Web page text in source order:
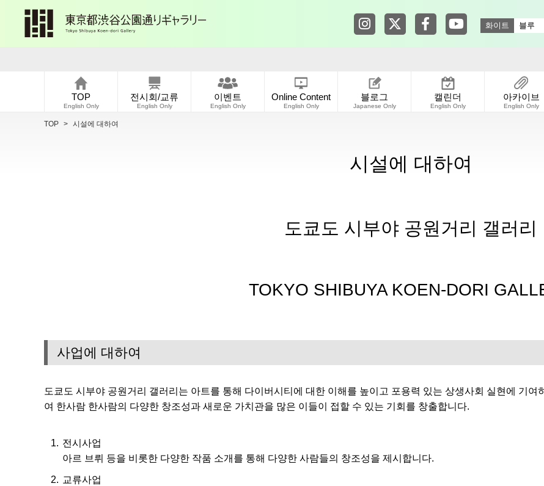
Tokyo Shibuya Koen-dori Gallery
Tokyo Shibuya Koen-dori
Tokyo Shibuya Koen-
Tokyo Shibuya
화이트 블루
TOP
English Only
전시회/교류
English Only
이벤트
English Only
Online Content
English Only
블로그
Japanese Only
캘린더
English Only
아카이브
English Only
TOP > 시설에 대하여
시설에 대하여
도쿄도 시부야 공원거리 갤러리
TOKYO SHIBUYA KOEN-DORI
사업에 대하여
도쿄도 시부야 공원거리 갤러리는 아트를 통해 다이버시티에 대한 이해를 높이고 포용력 있는 상생사회 실현에 기
여 한사람 한사람의 다양한 창조성과 새로운 가치관을 많은 이들이 접할 수 있는 기회를 창출합니다.
전시사업
아르 브뤼 등을 비롯한 다양한 작품 소개를 통해 다양한 사람들의 창조성을 제시합니다.
교류사업